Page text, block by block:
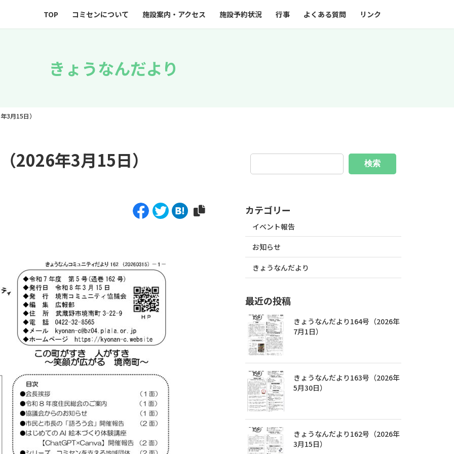
TOP コミセンについて 施設案内・アクセス 施設予約状況 行事 よくある質問 リンク
きょうなんだより
3月15日）
2026年3月15日） 検索
カテゴリー
イベント報告
お知らせ
きょうなんだより
最近の投稿
きょうなんだより164号（2026年
7月1日）
きょうなんだより163号（2026年
5月30日）
きょうなんだより162号（2026年
3月15日）